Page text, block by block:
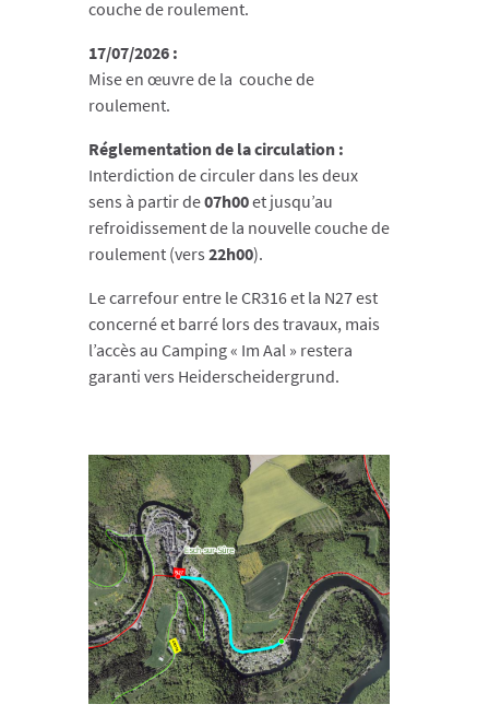
couche de roulement.
17/07/2026 :
Mise en œuvre de la couche de
roulement.
Réglementation de la circulation :
Interdiction de circuler dans les deux
sens à partir de07h00et jusqu’au
refroidissement de la nouvelle couche de
roulement (vers 22h00).
Le carrefour entre le CR316 et la N27 est
concerné et barré lors des travaux, mais
l’accès au Camping « Im Aal » restera
garanti vers Heiderscheidergrund.